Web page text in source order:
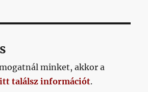
OLD
minket, akkor a
itt találsz információt.